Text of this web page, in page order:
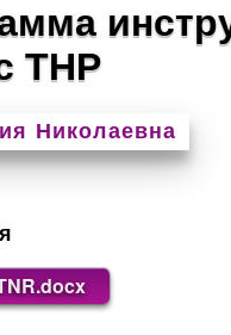
ТНР
Николаевна